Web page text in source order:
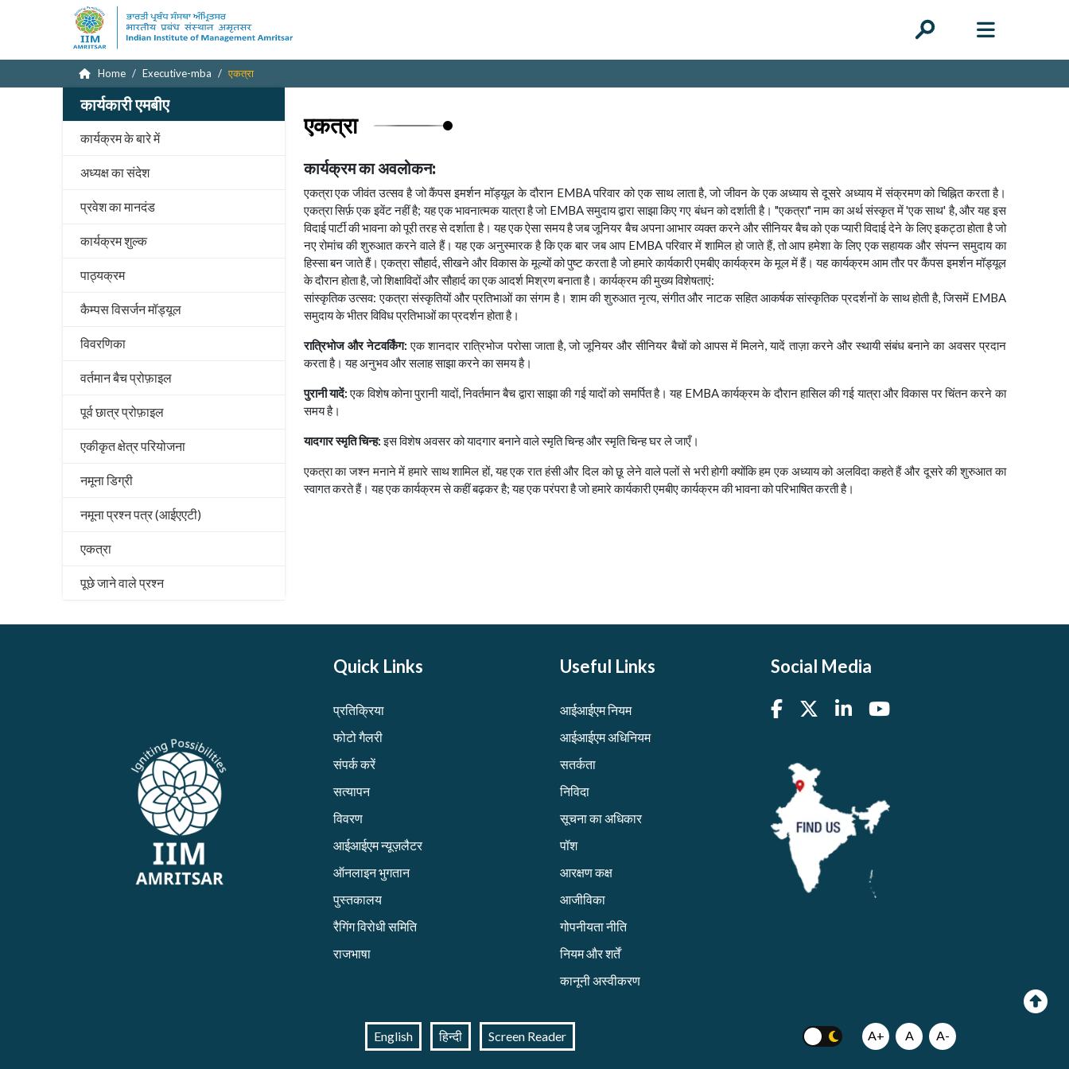
Home Executive-mba एकत्रा
कार्यकारी एमबीए
कार्यक्रम के बारे में
अध्यक्ष का संदेश
प्रवेश का मानदंड
कार्यक्रम शुल्क
पाठ्यक्रम
कैम्पस विसर्जन मॉड्यूल
विवरणिका
वर्तमान बैच प्रोफ़ाइल
पूर्व छात्र प्रोफ़ाइल
एकीकृत क्षेत्र परियोजना
नमूना डिग्री
नमूना प्रश्न पत्र (आईएएटी)
एकत्रा
पूछे जाने वाले प्रश्न
एकत्रा
कार्यक्रम का अवलोकन:
एकत्रा एक जीवंत उत्सव है जो कैंपस इमर्शन मॉड्यूल के दौरान EMBA परिवार को एक साथ लाता है, जो जीवन के एक अध्याय से दूसरे अध्याय में संक्रमण को चिह्नित करता है।
एकत्रा सिर्फ़ एक इवेंट नहीं है; यह एक भावनात्मक यात्रा है जो EMBA समुदाय द्वारा साझा किए गए बंधन को दर्शाती है। "एकत्रा" नाम का अर्थ संस्कृत में 'एक साथ' है, और यह इस
विदाई पार्टी की भावना को पूरी तरह से दर्शाता है। यह एक ऐसा समय है जब जूनियर बैच अपना आभार व्यक्त करने और सीनियर बैच को एक प्यारी विदाई देने के लिए इकट्ठा होता है जो
नए रोमांच की शुरुआत करने वाले हैं। यह एक अनुस्मारक है कि एक बार जब आप EMBA परिवार में शामिल हो जाते हैं, तो आप हमेशा के लिए एक सहायक और संपन्न समुदाय का
हिस्सा बन जाते हैं। एकत्रा सौहार्द, सीखने और विकास के मूल्यों को पुष्ट करता है जो हमारे कार्यकारी एमबीए कार्यक्रम के मूल में हैं। यह कार्यक्रम आम तौर पर कैंपस इमर्शन मॉड्यूल
के दौरान होता है, जो शिक्षाविदों और सौहार्द का एक आदर्श मिश्रण बनाता है। कार्यक्रम की मुख्य विशेषताएं:
सांस्कृतिक उत्सव: एकत्रा संस्कृतियों और प्रतिभाओं का संगम है। शाम की शुरुआत नृत्य, संगीत और नाटक सहित आकर्षक सांस्कृतिक प्रदर्शनों के साथ होती है, जिसमें EMBA
समुदाय के भीतर विविध प्रतिभाओं का प्रदर्शन होता है।
रात्रिभोज और नेटवर्किंग: एक शानदार रात्रिभोज परोसा जाता है, जो जूनियर और सीनियर बैचों को आपस में मिलने, यादें ताज़ा करने और स्थायी संबंध बनाने का अवसर प्रदान
करता है। यह अनुभव और सलाह साझा करने का समय है।
पुरानी यादें:एक विशेष कोना पुरानी यादों, निवर्तमान बैच द्वारा साझा की गई यादों को समर्पित है। यह EMBA कार्यक्रम के दौरान हासिल की गई यात्रा और विकास पर चिंतन करने का
समय है।
यादगार स्मृति चिन्ह:इस विशेष अवसर को यादगार बनाने वाले स्मृति चिन्ह और स्मृति चिन्ह घर ले जाएँ।
एकत्रा का जश्न मनाने में हमारे साथ शामिल हों, यह एक रात हंसी और दिल को छू लेने वाले पलों से भरी होगी क्योंकि हम एक अध्याय को अलविदा कहते हैं और दूसरे की शुरुआत का
स्वागत करते हैं। यह एक कार्यक्रम से कहीं बढ़कर है; यह एक परंपरा है जो हमारे कार्यकारी एमबीए कार्यक्रम की भावना को परिभाषित करती है।
Quick Links
प्रतिक्रिया
फोटो गैलरी
संपर्क करें
सत्यापन
विवरण
आईआईएम न्यूज़लैटर
ऑनलाइन भुगतान
पुस्तकालय
रैगिंग विरोधी समिति
राजभाषा
Useful Links
आईआईएम नियम
आईआईएम अधिनियम
सतर्कता
निविदा
सूचना का अधिकार
पॉश
आरक्षण कक्ष
आजीविका
गोपनीयता नीति
नियम और शर्तें
कानूनी अस्वीकरण
Social Media
English हिन्दी Screen Reader A+ A A-